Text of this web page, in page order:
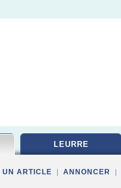
LEURRE
UN ARTICLE ANNONCER